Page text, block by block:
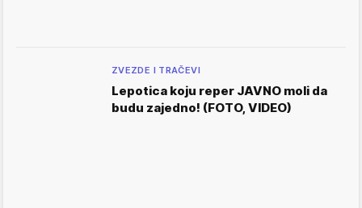
ZVEZDE I TRAČEVI
Lepotica koju reper JAVNO moli da
budu zajedno! (FOTO, VIDEO)